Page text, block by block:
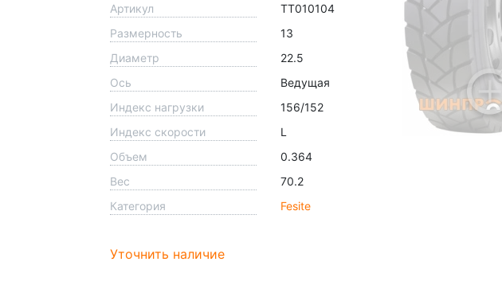
Артикул
TT010104
Размерность
13
Диаметр
22.5
Ось
Ведущая
Индекс нагрузки
156/152
Индекс скорости
L
Объем
0.364
Вес
70.2
Категория
Fesite
Уточнить наличие